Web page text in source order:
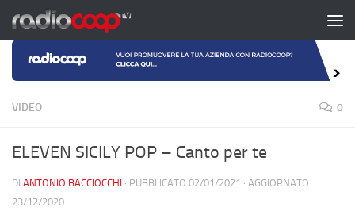
Salta al contenuto
VIDEO 0
ELEVEN SICILY POP – Canto per te
DI ANTONIO BACCIOCCHI · PUBBLICATO 02/01/2021 · AGGIORNATO
23/12/2020